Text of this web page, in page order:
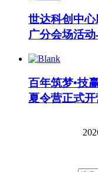
世达科创中
广分会场活
百年筑梦•技
夏令营正式开